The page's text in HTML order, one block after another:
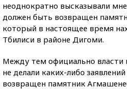
неоднократно высказывали
должен быть возвращен
который в настоящее время
Тбилиси в районе Дигоми.
Между тем официально власти
не делали каких-либо
возвращен памятник